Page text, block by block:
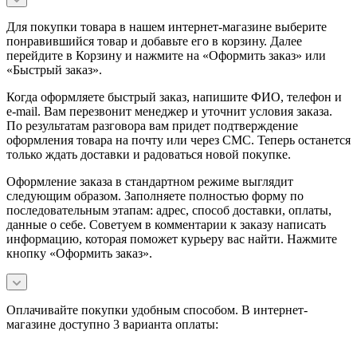
Для покупки товара в нашем интернет-магазине выберите
понравившийся товар и добавьте его в корзину. Далее
перейдите в Корзину и нажмите на «Оформить заказ» или
«Быстрый заказ».
Когда оформляете быстрый заказ, напишите ФИО, телефон и
e-mail. Вам перезвонит менеджер и уточнит условия заказа.
По результатам разговора вам придет подтверждение
оформления товара на почту или через СМС. Теперь останется
только ждать доставки и радоваться новой покупке.
Оформление заказа в стандартном режиме выглядит
следующим образом. Заполняете полностью форму по
последовательным этапам: адрес, способ доставки, оплаты,
данные о себе. Советуем в комментарии к заказу написать
информацию, которая поможет курьеру вас найти. Нажмите
кнопку «Оформить заказ».
Оплачивайте покупки удобным способом. В интернет-
магазине доступно 3 варианта оплаты: